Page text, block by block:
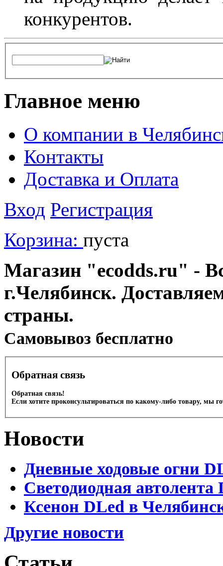
конкурентов.
Главное меню
О компании в
Контакты
Доставка и Оплата
Вход Регистрация
Корзина: пуста
Магазин "ecodds.ru" -
г.Челябинск.
страны.
Cамовывоз бесплатно
Обратная связь
Обратная связь!
Если хотите проконсультироваться по какому-либо товару, мы
Новости
Дневные ходовые огни
Светодиодная
Ксенон DLed в
Другие новости